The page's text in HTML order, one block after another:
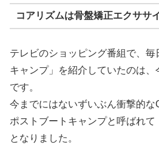
コアリズムは骨盤矯正エクササ
テレビのショッピング番組で、毎
キャンプ」を紹介していたのは
です。
今までにはないずいぶん衝撃的な
ポストブートキャンプと呼ばれ
となりました。